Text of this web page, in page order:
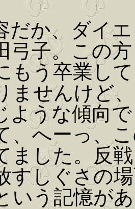
だか、ダイ
弓子。この
もう卒業し
ませんけど
ような傾向
、へーっ、
ました。反
すしぐさの
いう記憶が